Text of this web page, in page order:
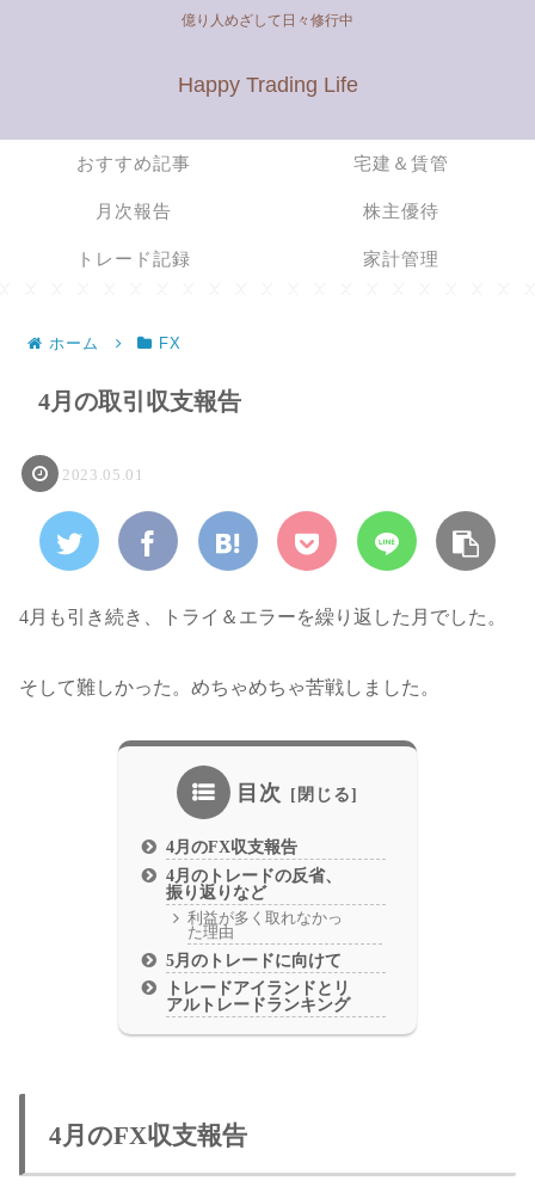
億り人めざして日々修行中
Happy Trading Life
おすすめ記事 宅建＆賃管
月次報告 株主優待
トレード記録 家計管理
ホーム FX
4月の取引収支報告
2023.05.01
4月も引き続き、トライ＆エラーを繰り返した月でした。
そして難しかった。めちゃめちゃ苦戦しました。
目次
4月のFX収支報告
4月のトレードの反省、
振り返りなど
利益が多く取れなかっ
た理由
5月のトレードに向けて
トレードアイランドとリ
アルトレードランキング
4月のFX収支報告